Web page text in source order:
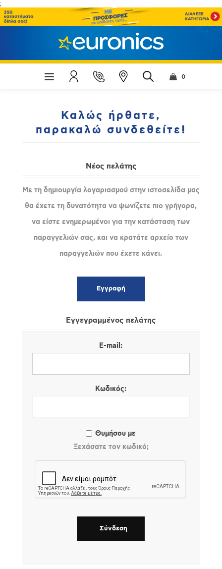
;
0
Καλώς ήρθατε,
παρακαλώ συνδεθείτε!
Νέος πελάτης
Με τη δημιουργία λογαριασμού στην ιστοσελίδα μας
θα έχετε τη δυνατότητα να ψωνίζετε πιο γρήγορα,
να είστε ενημερωμένοι για την κατάσταση των
παραγγελιών σας, και να κρατάτε αρχείο των
παραγγελιών που έχετε κάνει.
Εγγεγραμμένος πελάτης
E-mail:
Κωδικός:
Θυμήσου με
Ξεχάσατε τον κωδικό;